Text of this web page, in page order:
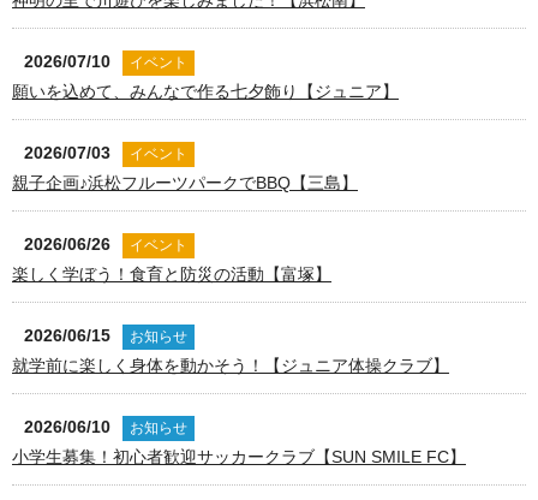
2026/07/10 イベント
願いを込めて、みんなで作る七夕飾り【ジュニア】
2026/07/03 イベント
親子企画♪浜松フルーツパークでBBQ【三島】
2026/06/26 イベント
楽しく学ぼう！食育と防災の活動【富塚】
2026/06/15 お知らせ
就学前に楽しく身体を動かそう！【ジュニア体操クラブ】
2026/06/10 お知らせ
小学生募集！初心者歓迎サッカークラブ【SUN SMILE FC】